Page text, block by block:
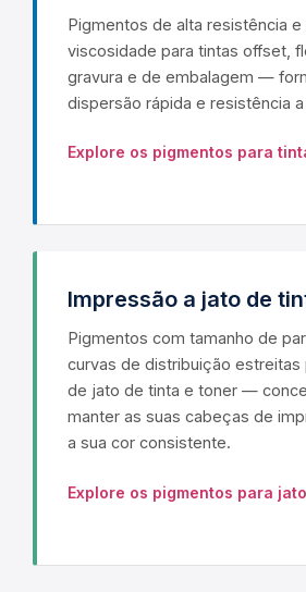
Pigmentos de alta resistência e
viscosidade para tintas offset,
gravura e de embalagem —
dispersão rápida e resistência
Explore os pigmentos para
Impressão a jato de
Pigmentos com tamanho de
curvas de distribuição estreitas
de jato de tinta e toner —
manter as suas cabeças de
a sua cor consistente.
Explore os pigmentos para